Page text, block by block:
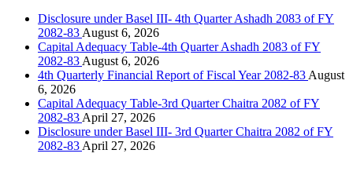
Disclosure under Basel III- 4th Quarter Ashadh 2083 of FY
2082-83 August 6, 2026
Capital Adequacy Table-4th Quarter Ashadh 2083 of FY
2082-83 August 6, 2026
4th Quarterly Financial Report of Fiscal Year 2082-83 August
6, 2026
Capital Adequacy Table-3rd Quarter Chaitra 2082 of FY
2082-83 April 27, 2026
Disclosure under Basel III- 3rd Quarter Chaitra 2082 of FY
2082-83 April 27, 2026